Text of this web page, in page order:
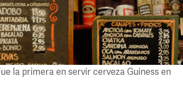
la primera en servir cerveza Guiness en